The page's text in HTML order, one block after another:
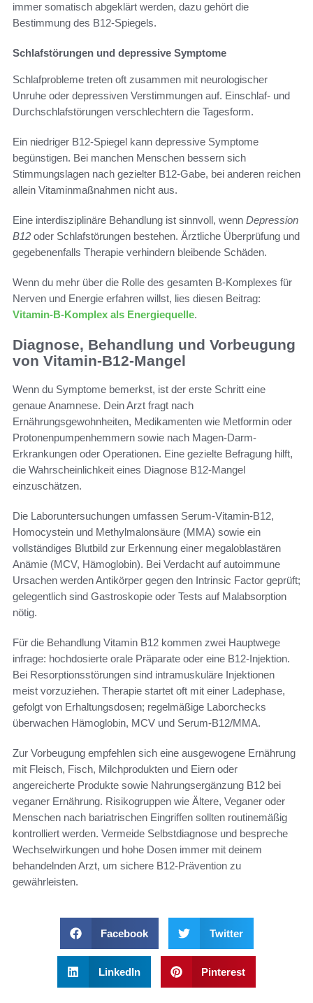
immer somatisch abgeklärt werden, dazu gehört die
Bestimmung des B12-Spiegels.
Schlafstörungen und depressive Symptome
Schlafprobleme treten oft zusammen mit neurologischer
Unruhe oder depressiven Verstimmungen auf. Einschlaf- und
Durchschlafstörungen verschlechtern die Tagesform.
Ein niedriger B12-Spiegel kann depressive Symptome
begünstigen. Bei manchen Menschen bessern sich
Stimmungslagen nach gezielter B12-Gabe, bei anderen reichen
allein Vitaminmaßnahmen nicht aus.
Eine interdisziplinäre Behandlung ist sinnvoll, wenn Depression
B12 oder Schlafstörungen bestehen. Ärztliche Überprüfung und
gegebenenfalls Therapie verhindern bleibende Schäden.
Wenn du mehr über die Rolle des gesamten B-Komplexes für
Nerven und Energie erfahren willst, lies diesen Beitrag:
Vitamin-B-Komplex als Energiequelle.
Diagnose, Behandlung und Vorbeugung
von Vitamin-B12-Mangel
Wenn du Symptome bemerkst, ist der erste Schritt eine
genaue Anamnese. Dein Arzt fragt nach
Ernährungsgewohnheiten, Medikamenten wie Metformin oder
Protonenpumpenhemmern sowie nach Magen-Darm-
Erkrankungen oder Operationen. Eine gezielte Befragung hilft,
die Wahrscheinlichkeit eines Diagnose B12-Mangel
einzuschätzen.
Die Laboruntersuchungen umfassen Serum-Vitamin-B12,
Homocystein und Methylmalonsäure (MMA) sowie ein
vollständiges Blutbild zur Erkennung einer megaloblastären
Anämie (MCV, Hämoglobin). Bei Verdacht auf autoimmune
Ursachen werden Antikörper gegen den Intrinsic Factor geprüft;
gelegentlich sind Gastroskopie oder Tests auf Malabsorption
nötig.
Für die Behandlung Vitamin B12 kommen zwei Hauptwege
infrage: hochdosierte orale Präparate oder eine B12-Injektion.
Bei Resorptionsstörungen sind intramuskuläre Injektionen
meist vorzuziehen. Therapie startet oft mit einer Ladephase,
gefolgt von Erhaltungsdosen; regelmäßige Laborchecks
überwachen Hämoglobin, MCV und Serum-B12/MMA.
Zur Vorbeugung empfehlen sich eine ausgewogene Ernährung
mit Fleisch, Fisch, Milchprodukten und Eiern oder
angereicherte Produkte sowie Nahrungsergänzung B12 bei
veganer Ernährung. Risikogruppen wie Ältere, Veganer oder
Menschen nach bariatrischen Eingriffen sollten routinemäßig
kontrolliert werden. Vermeide Selbstdiagnose und bespreche
Wechselwirkungen und hohe Dosen immer mit deinem
behandelnden Arzt, um sichere B12-Prävention zu
gewährleisten.
Facebook Twitter
LinkedIn Pinterest